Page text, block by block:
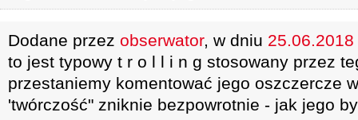
Dodane przez obserwator, w dniu
to jest typowy t r o l l i n g stosowany przez
przestaniemy komentować jego oszczercze
'twórczość" zniknie bezpowrotnie - jak jego